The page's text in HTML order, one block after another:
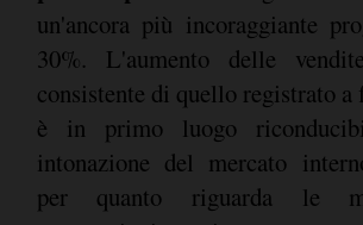
un'ancora più incoraggiante
30%. L'aumento delle
consistente di quello registrato a
è in primo luogo
intonazione del mercato
per quanto riguarda le